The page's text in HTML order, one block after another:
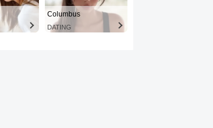
Columbus
DATING